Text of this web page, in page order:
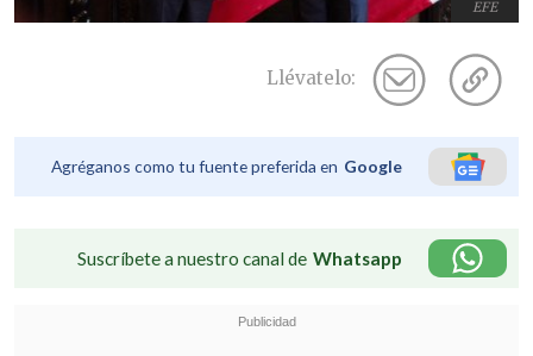
EFE
Llévatelo:
Agréganos como tu fuente preferida en Google
Suscríbete a nuestro canal de Whatsapp